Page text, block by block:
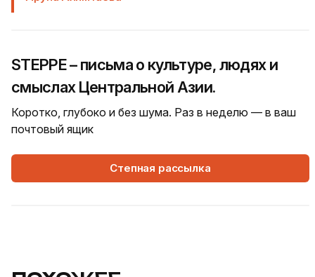
STEPPE – письма о культуре, людях и
смыслах Центральной Азии.
Коротко, глубоко и без шума. Раз в неделю — в ваш
почтовый ящик
Степная рассылка